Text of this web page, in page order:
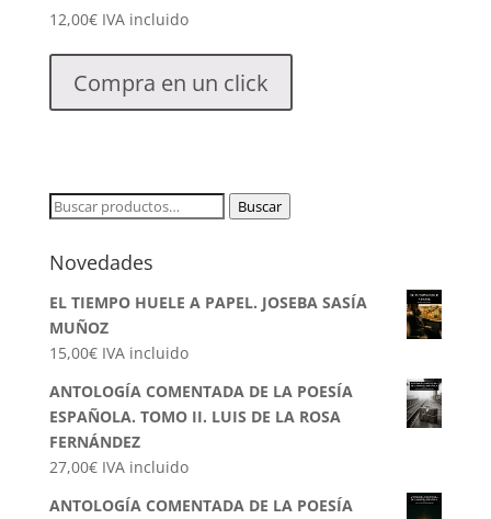
12,00€ IVA incluido
Compra en un click
Buscar
Buscar
Novedades
EL TIEMPO HUELE A PAPEL. JOSEBA SASÍA
MUÑOZ
15,00€ IVA incluido
ANTOLOGÍA COMENTADA DE LA POESÍA
ESPAÑOLA. TOMO II. LUIS DE LA ROSA
FERNÁNDEZ
27,00€ IVA incluido
ANTOLOGÍA COMENTADA DE LA POESÍA